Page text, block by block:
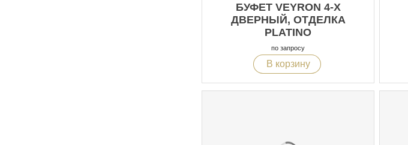
БУФЕТ VEYRON 4-Х
ДВЕРНЫЙ, ОТДЕЛКА
PLATINO
по запросу
В корзину